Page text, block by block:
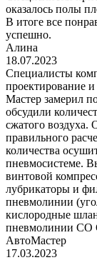
оказалось полы
В итоге все
успешно.
Алина
18.07.2023
Специалисты
проектирование
Мастер замерил
обсудили
сжатого воздуха.
правильного
количества
пневмосистеме.
винтовой
лубрикаторы и
пневмолинии
кислородные
пневмолинии
АвтоМастер
17.03.2023